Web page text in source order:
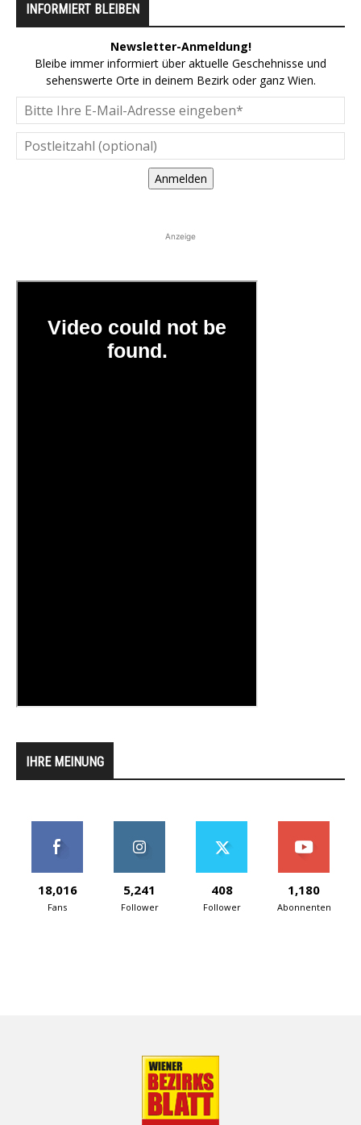
INFORMIERT BLEIBEN
Newsletter-Anmeldung!
Bleibe immer informiert über aktuelle Geschehnisse und
sehenswerte Orte in deinem Bezirk oder ganz Wien.
Anmelden
Anzeige
IHRE MEINUNG
18,016
Fans
5,241
Follower
408
Follower
1,180
Abonnenten